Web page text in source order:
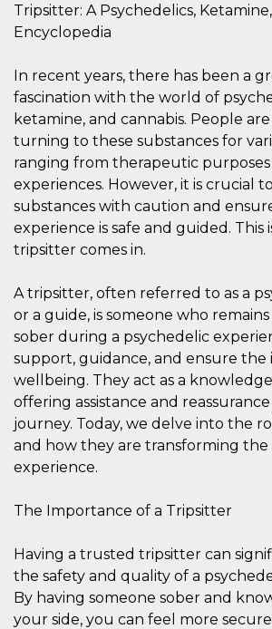
Tripsitter: A Psychedelics,
Encyclopedia
In recent years, there has been a
fascination with the world of
ketamine, and cannabis. People
turning to these substances for
ranging from therapeutic purposes
experiences. However, it is crucial
substances with caution and
experience is safe and guided. This
tripsitter comes in.
A tripsitter, often referred to as a
or a guide, is someone who
sober during a psychedelic
support, guidance, and ensure the
wellbeing. They act as a
offering assistance and
journey. Today, we delve into the
and how they are transforming the
experience.
The Importance of a Tripsitter
Having a trusted tripsitter can
the safety and quality of a
By having someone sober and
your side, you can feel more
Las cookies estrictamente necesarias permiten
cuentas. El sitio web no se puede utilizar
correctamente sin las cookies estrictamente
necesarias.
Nombre
Proveedor /
Dominio
cf_clearance
Cloudflare,
Inc.
.oooh.events
wordpress_test_cookie
PHPSESSID
PHP.net
oooh.events